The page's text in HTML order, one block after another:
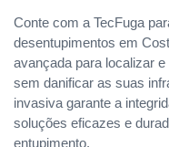
Conte com a TecFuga
desentupimentos em
avançada para localizar
sem danificar as suas
invasiva garante a
soluções eficazes e
entupimento.